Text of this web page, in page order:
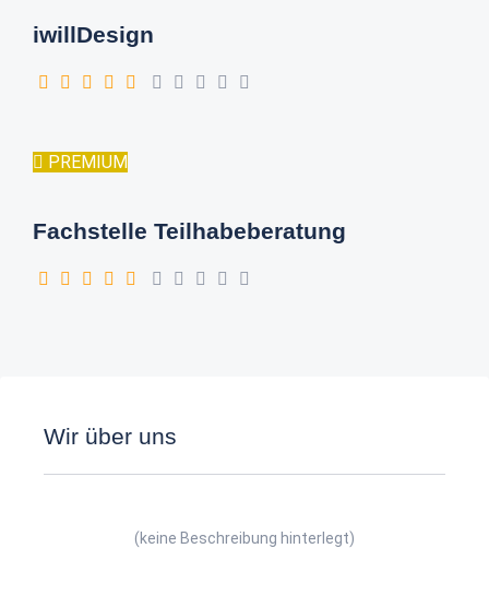
iwillDesign
PREMIUM
Fachstelle Teilhabeberatung
Wir über uns
(keine Beschreibung hinterlegt)